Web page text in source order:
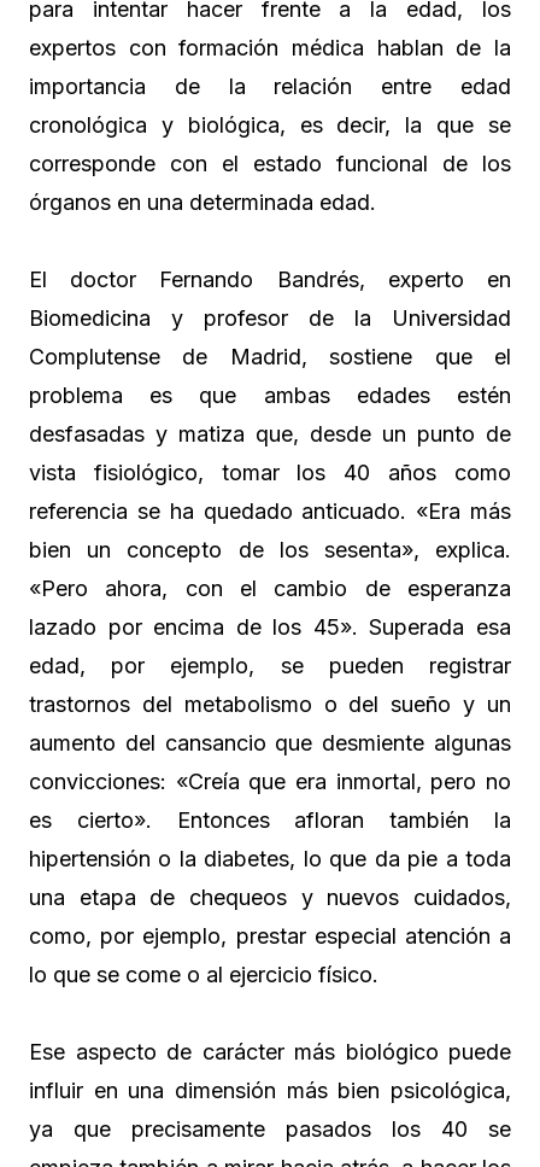
para intentar hacer frente a la edad, los
expertos con formación médica hablan de la
importancia de la relación entre edad
cronológica y biológica, es decir, la que se
corresponde con el estado funcional de los
órganos en una determinada edad.
El doctor Fernando Bandrés, experto en
Biomedicina y profesor de la Universidad
Complutense de Madrid, sostiene que el
problema es que ambas edades estén
desfasadas y matiza que, desde un punto de
vista fisiológico, tomar los 40 años como
referencia se ha quedado anticuado. «Era más
bien un concepto de los sesenta», explica.
«Pero ahora, con el cambio de esperanza
lazado por encima de los 45». Superada esa
edad, por ejemplo, se pueden registrar
trastornos del metabolismo o del sueño y un
aumento del cansancio que desmiente algunas
convicciones: «Creía que era inmortal, pero no
es cierto». Entonces afloran también la
hipertensión o la diabetes, lo que da pie a toda
una etapa de chequeos y nuevos cuidados,
como, por ejemplo, prestar especial atención a
lo que se come o al ejercicio físico.
Ese aspecto de carácter más biológico puede
influir en una dimensión más bien psicológica,
ya que precisamente pasados los 40 se